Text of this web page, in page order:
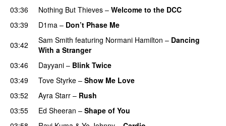
03:36
Nothing But Thieves – Welcome to the DCC
03:39 D1ma – Don’t Phase Me
03:42
Sam Smith featuring Normani Hamilton – Dancing
With a Stranger
03:46
Dayyani – Blink Twice
03:49 Tove Styrke – Show Me Love
03:52 Ayra Starr – Rush
03:55
Ed Sheeran – Shape of You